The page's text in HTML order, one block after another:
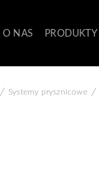
O NAS PRODUKTY
/ Systemy prysznicowe /